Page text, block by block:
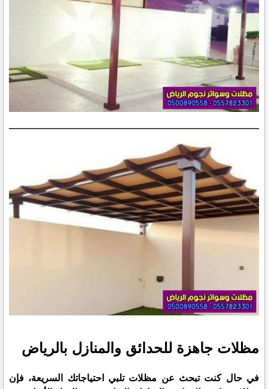
مظلات جاهزة للحدائق والمنازل بالرياض
في حال كنت تبحث عن مظلات تلبي احتياجاتك السريعة، فإن